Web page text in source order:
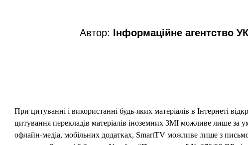
Автор: Інформаційне агентство
При цитуванні і використанні будь-яких матеріалів в Інтернеті
цитування перекладів матеріалів іноземних ЗМІ можливе лише за
офлайн-медіа, мобільних додатках, SmartTV можливе лише з